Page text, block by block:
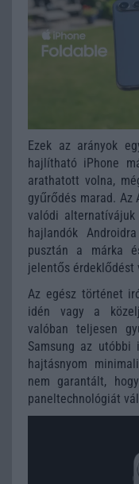
Ezek az arányok
hajlítható iPhone
arathatott volna,
gyűrődés marad. Az
valódi
hajlandók
pusztán a márka
jelentős érdeklődést
Az egész történet
idén vagy a
valóban teljesen
Samsung az
hajtásnyom
nem garantált,
paneltechnológiát